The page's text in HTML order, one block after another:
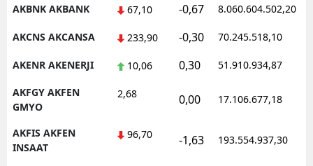
AKBNK AKBANK 67,10 -0,67 8.060.604.502,20
AKCNS AKCANSA 233,90 -0,30 70.245.518,10
AKENR AKENERJI 10,06 0,30 51.910.934,87
AKFGY AKFEN
GMYO
2,68 0,00 17.106.677,18
AKFIS AKFEN
INSAAT
96,70 -1,63 193.554.937,30